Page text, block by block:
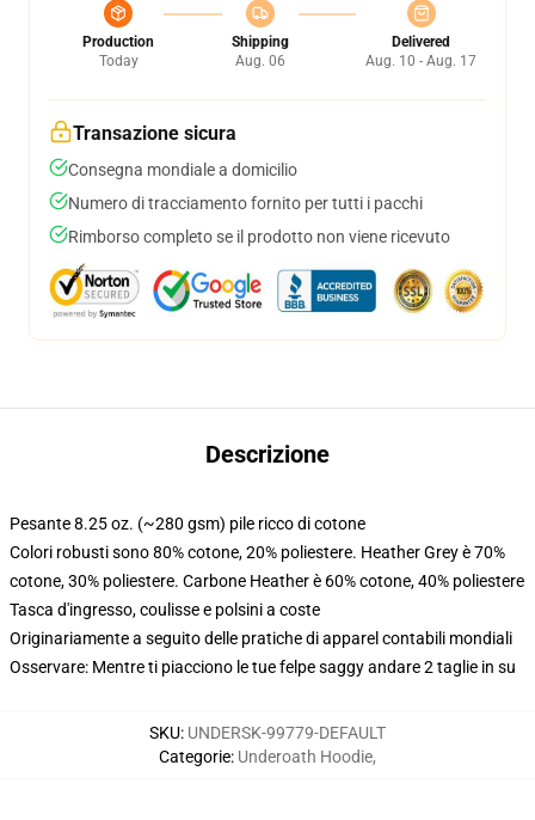
Production
Today
Shipping
Aug. 06
Delivered
Aug. 10 - Aug. 17
Transazione sicura
Consegna mondiale a domicilio
Numero di tracciamento fornito per tutti i pacchi
Rimborso completo se il prodotto non viene ricevuto
Descrizione
Pesante 8.25 oz. (~280 gsm) pile ricco di cotone
Colori robusti sono 80% cotone, 20% poliestere. Heather Grey è 70%
cotone, 30% poliestere. Carbone Heather è 60% cotone, 40% poliestere
Tasca d'ingresso, coulisse e polsini a coste
Originariamente a seguito delle pratiche di apparel contabili mondiali
Osservare: Mentre ti piacciono le tue felpe saggy andare 2 taglie in su
SKU: UNDERSK-99779-DEFAULT
Categorie: Underoath Hoodie,